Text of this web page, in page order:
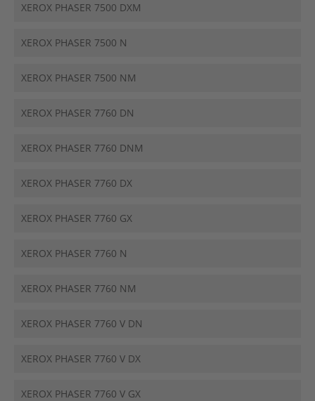
XEROX PHASER 7500 DXM
XEROX PHASER 7500 N
XEROX PHASER 7500 NM
XEROX PHASER 7760 DN
XEROX PHASER 7760 DNM
XEROX PHASER 7760 DX
XEROX PHASER 7760 GX
XEROX PHASER 7760 N
XEROX PHASER 7760 NM
XEROX PHASER 7760 V DN
XEROX PHASER 7760 V DX
XEROX PHASER 7760 V GX